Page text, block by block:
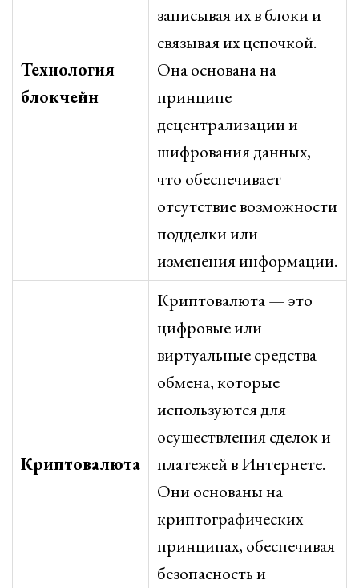
Технология
блокчейн
записывая их в блоки и
связывая их цепочкой.
Она основана на
принципе
децентрализации и
шифрования данных,
что обеспечивает
отсутствие возможности
подделки или
изменения информации.
Криптовалюта
Криптовалюта — это
цифровые или
виртуальные средства
обмена, которые
используются для
осуществления сделок и
платежей в Интернете.
Они основаны на
криптографических
принципах, обеспечивая
безопасность и